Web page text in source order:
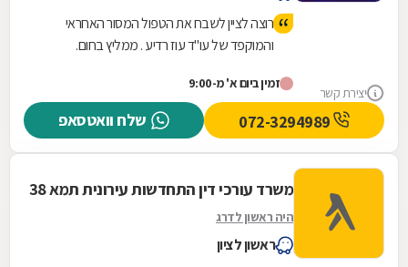
יצירת קשר
רוצה לציין לשבח את הטפול המסור האחראי
והמוקפד של עו"ד עוז רדיע . ממליץ בחום.
זמין ביום א' מ-9:00
שלח וואטסאפ
משרד עורכי דין התחדשות עירונית תמא 38
היה ראשון לדרג
ראשון לציון